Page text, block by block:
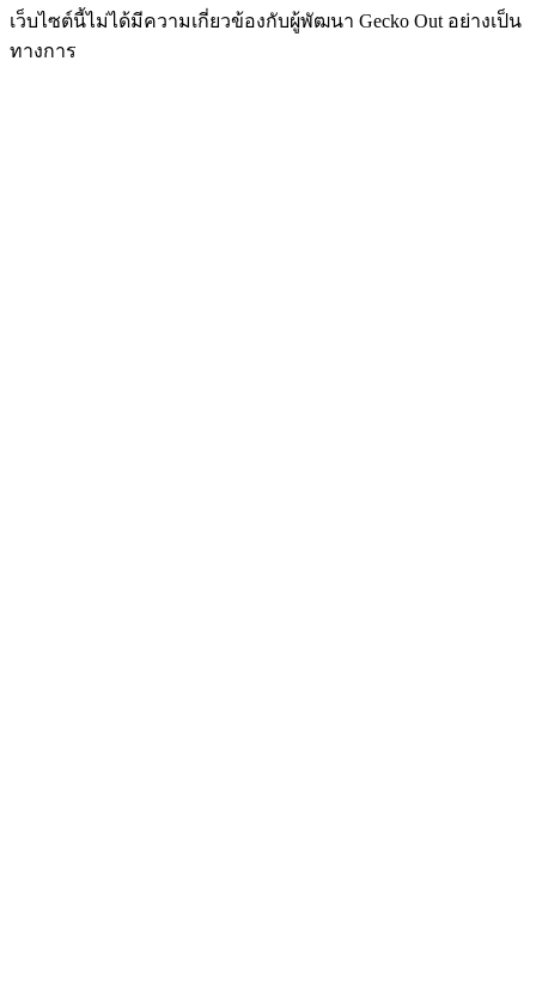
เว็บไซต์นี้ไม่ได้มีความเกี่ยวข้องกับผู้พัฒนา Gecko Out อย่างเป็น
ทางการ